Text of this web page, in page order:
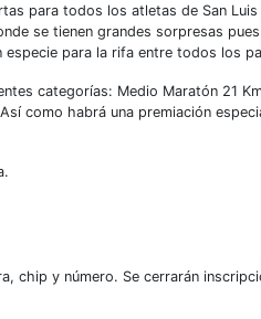
para todos los atletas de San
se tienen grandes sorpresas
para la rifa entre todos los
categorías: Medio Maratón 21
como habrá una premiación
chip y número. Se cerrarán